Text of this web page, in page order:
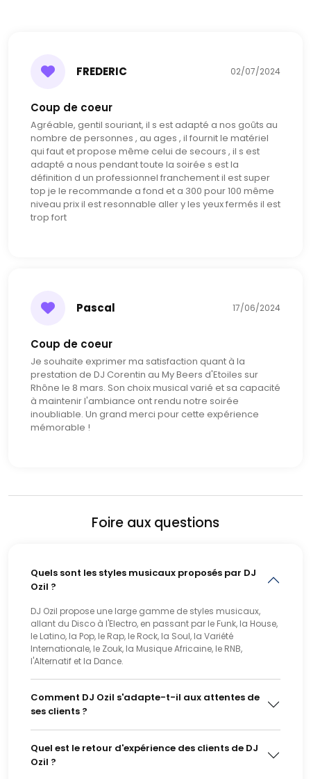
FREDERIC 02/07/2024
Coup de coeur
Agréable, gentil souriant, il s est adapté a nos goûts au
nombre de personnes , au ages , il fournit le matériel
qui faut et propose même celui de secours , il s est
adapté a nous pendant toute la soirée s est la
définition d un professionnel franchement il est super
top je le recommande a fond et a 300 pour 100 même
niveau prix il est resonnable aller y les yeux fermés il est
trop fort
Pascal 17/06/2024
Coup de coeur
Je souhaite exprimer ma satisfaction quant à la
prestation de DJ Corentin au My Beers d'Etoiles sur
Rhône le 8 mars. Son choix musical varié et sa capacité
à maintenir l'ambiance ont rendu notre soirée
inoubliable. Un grand merci pour cette expérience
mémorable !
Foire aux questions
Quels sont les styles musicaux proposés par DJ
Ozil ?
DJ Ozil propose une large gamme de styles musicaux,
allant du Disco à l'Electro, en passant par le Funk, la House,
le Latino, la Pop, le Rap, le Rock, la Soul, la Variété
Internationale, le Zouk, la Musique Africaine, le RNB,
l'Alternatif et la Dance.
Comment DJ Ozil s'adapte-t-il aux attentes de
ses clients ?
Quel est le retour d'expérience des clients de DJ
Ozil ?